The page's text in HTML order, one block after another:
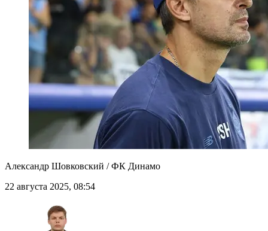
Александр Шовковский / ФК Динамо
22 августа 2025, 08:54